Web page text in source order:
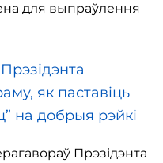
для выпраўлення
як паставіць
на добрыя рэйкі
Прэзідэнта